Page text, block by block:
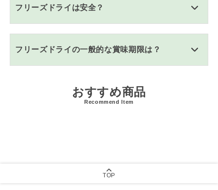
フリーズドライは安全？
フリーズドライの一般的な賞味期限は？
おすすめ商品
Recommend Item
TOP